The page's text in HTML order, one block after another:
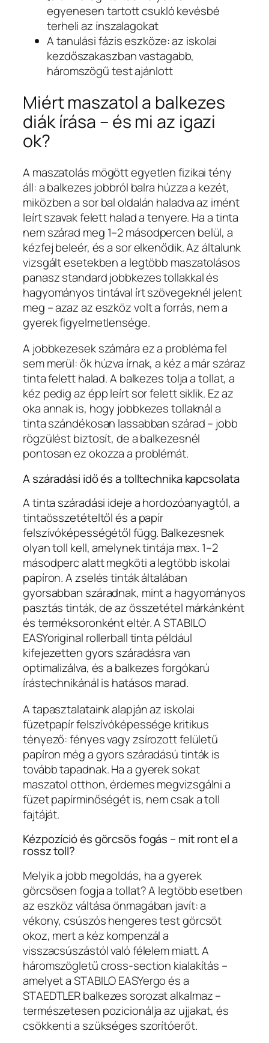
egyenesen tartott csukló kevésbé
terheli az ínszalagokat
A tanulási fázis eszköze: az iskolai
kezdőszakaszban vastagabb,
háromszögű test ajánlott
Miért maszatol a balkezes
diák írása – és mi az igazi
ok?
A maszatolás mögött egyetlen fizikai tény
áll: a balkezes jobbról balra húzza a kezét,
miközben a sor bal oldalán haladva az imént
leírt szavak felett halad a tenyere. Ha a tinta
nem szárad meg 1–2 másodpercen belül, a
kézfej beleér, és a sor elkenődik. Az általunk
vizsgált esetekben a legtöbb maszatolásos
panasz standard jobbkezes tollakkal és
hagyományos tintával írt szövegeknél jelent
meg – azaz az eszköz volt a forrás, nem a
gyerek figyelmetlensége.
A jobbkezesek számára ez a probléma fel
sem merül: ők húzva írnak, a kéz a már száraz
tinta felett halad. A balkezes tolja a tollat, a
kéz pedig az épp leírt sor felett siklik. Ez az
oka annak is, hogy jobbkezes tollaknál a
tinta szándékosan lassabban szárad – jobb
rögzülést biztosít, de a balkezesnél
pontosan ez okozza a problémát.
A száradási idő és a tolltechnika kapcsolata
A tinta száradási ideje a hordozóanyagtól, a
tintaösszetételtől és a papír
felszívóképességétől függ. Balkezesnek
olyan toll kell, amelynek tintája max. 1–2
másodperc alatt megköti a legtöbb iskolai
papíron. A zselés tinták általában
gyorsabban száradnak, mint a hagyományos
pasztás tinták, de az összetétel márkánként
és terméksoronként eltér. A STABILO
EASYoriginal rollerball tinta például
kifejezetten gyors száradásra van
optimalizálva, és a balkezes forgókarú
írástechnikánál is hatásos marad.
A tapasztalataink alapján az iskolai
füzetpapír felszívóképessége kritikus
tényező: fényes vagy zsírozott felületű
papíron még a gyors száradású tinták is
tovább tapadnak. Ha a gyerek sokat
maszatol otthon, érdemes megvizsgálni a
füzet papírminőségét is, nem csak a toll
fajtáját.
Kézpozíció és görcsös fogás – mit ront el a
rossz toll?
Melyik a jobb megoldás, ha a gyerek
görcsösen fogja a tollat? A legtöbb esetben
az eszköz váltása önmagában javít: a
vékony, csúszós hengeres test görcsöt
okoz, mert a kéz kompenzál a
visszacsúszástól való félelem miatt. A
háromszögletű cross-section kialakítás –
amelyet a STABILO EASYergo és a
STAEDTLER balkezes sorozat alkalmaz –
természetesen pozicionálja az ujjakat, és
csökkenti a szükséges szorítóerőt.